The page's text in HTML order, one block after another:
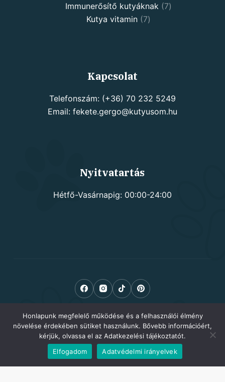
Immunerősítő kutyáknak 77
Kutya vitamin 77
Kapcsolat
Telefonszám: (+36) 70 232 5249
Email: fekete.gergo@kutyusom.hu
Nyitvatartás
Hétfő-Vasárnapig: 00:00-24:00
Honlapunk megfelelő működése és a felhasználói élmény
növelése érdekében sütiket használunk. Bővebb információért,
kérjük, olvassa el az Adatkezelési tájékoztatót.
Elfogadom
Adatvédelmi irányelvek